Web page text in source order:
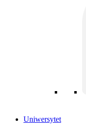
Uniwersytet